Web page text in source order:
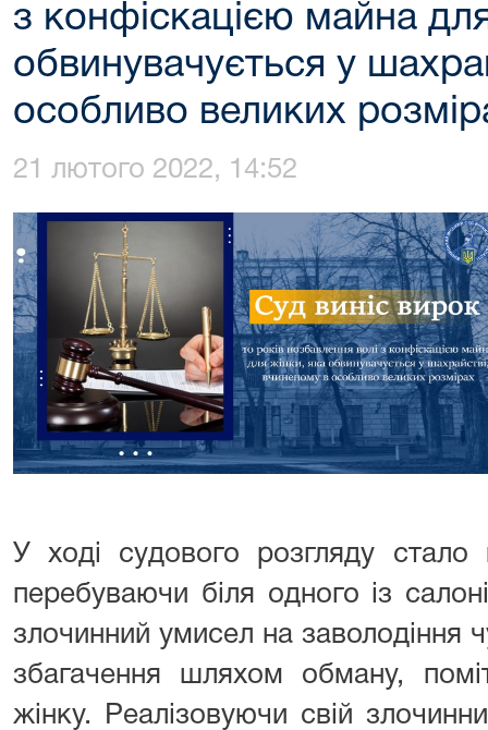
з конфіскацією майна
обвинувачується у
особливо великих
21 лютого 2022, 14:52
У ході судового розгляду
перебуваючи біля одного із
злочинний умисел на
збагачення шляхом обману,
жінку. Реалізовуючи свій